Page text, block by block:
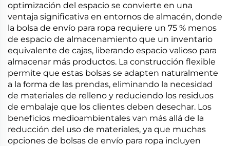
optimización del espacio se convierte en una
ventaja significativa en entornos de almacén, donde
la bolsa de envío para ropa requiere un 75 % menos
de espacio de almacenamiento que un inventario
equivalente de cajas, liberando espacio valioso para
almacenar más productos. La construcción flexible
permite que estas bolsas se adapten naturalmente
a la forma de las prendas, eliminando la necesidad
de materiales de relleno y reduciendo los residuos
de embalaje que los clientes deben desechar. Los
beneficios medioambientales van más allá de la
reducción del uso de materiales, ya que muchas
opciones de bolsas de envío para ropa incluyen